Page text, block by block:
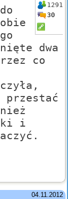
1291
30
dwa
co
i
04.11.2012